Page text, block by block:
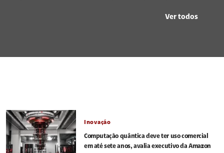
Ver todos
Inovação
Computação quântica deve ter uso comercial
em até sete anos, avalia executivo da Amazon